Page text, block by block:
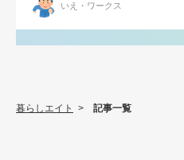
いえ・ワークス
暮らしエイト > 記事一覧